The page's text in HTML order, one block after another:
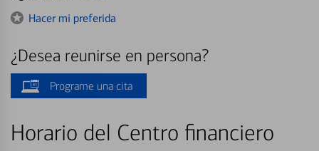
Hacer mi preferida
¿Desea reunirse en persona?
Programe una cita
Horario del Centro financiero